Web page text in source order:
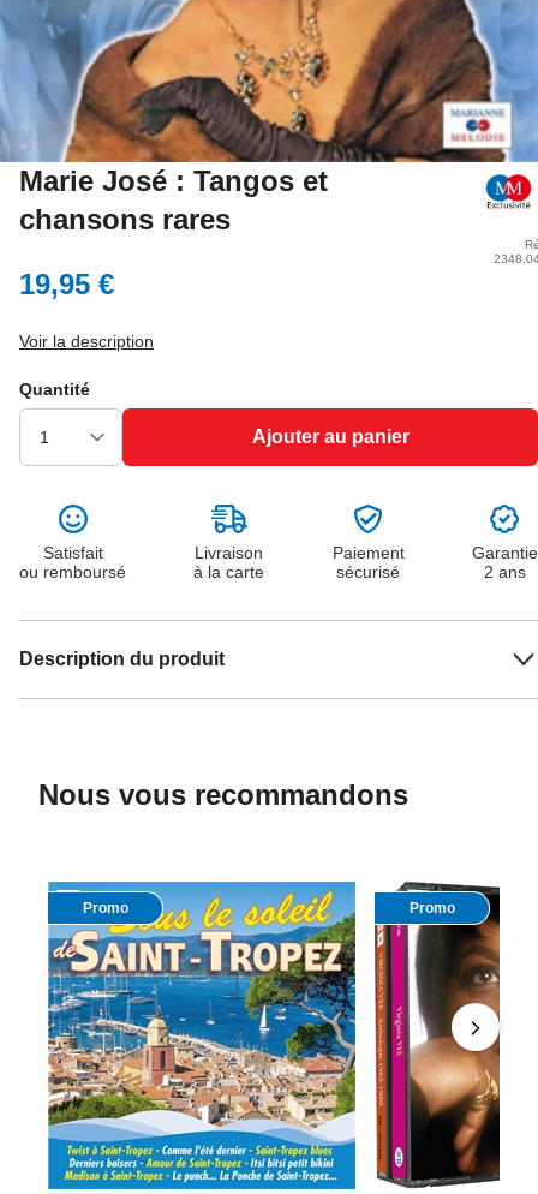
Marie José : Tangos et
chansons rares
19,95 €
Voir la description
Quantité
Ajouter au panier
Satisfait
ou remboursé
Livraison
à la carte
Paiement
sécurisé
Garantie
2 ans
Description du produit
Nous vous recommandons
Promo Promo